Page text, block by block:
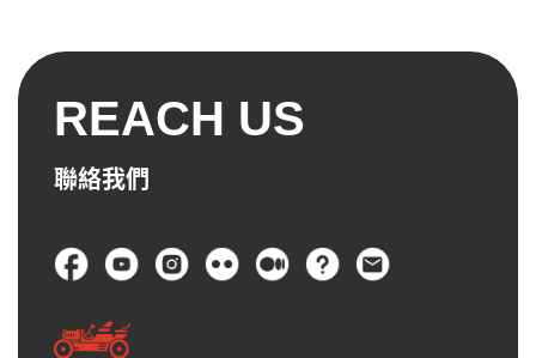
REACH US
聯絡我們
頁尾